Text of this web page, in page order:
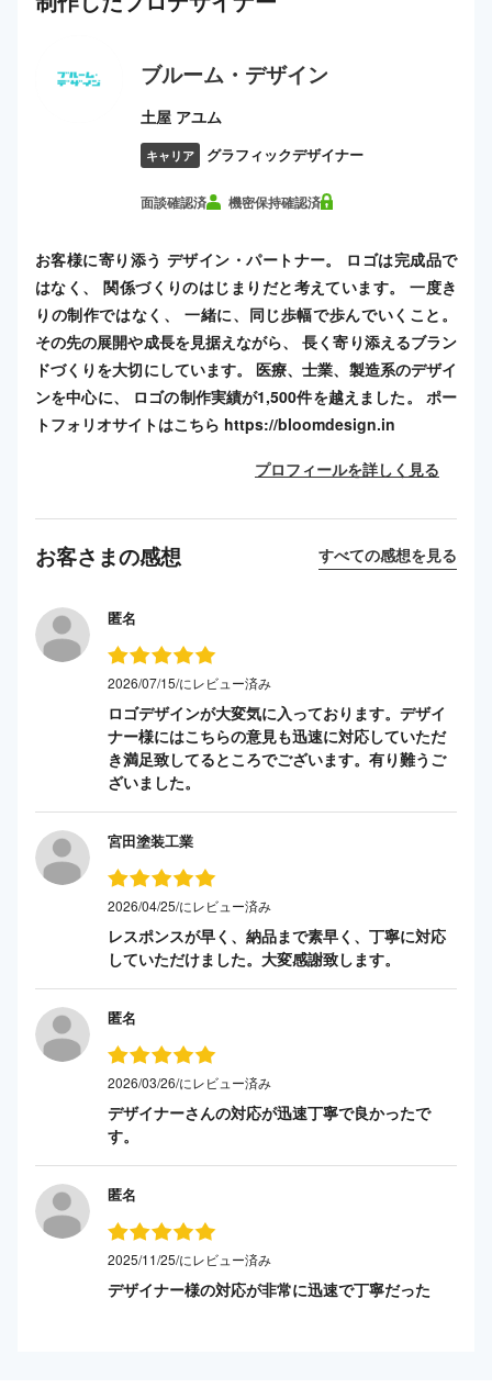
ブルーム・デザイン
土屋 アユム
キャリア グラフィックデザイナー
面談確認済 機密保持確認済
お客様に寄り添う デザイン・パートナー。 ロゴは完成品で
はなく、 関係づくりのはじまりだと考えています。 一度き
りの制作ではなく、 一緒に、同じ歩幅で歩んでいくこと。
その先の展開や成長を見据えながら、 長く寄り添えるブラン
ドづくりを大切にしています。 医療、士業、製造系のデザイ
ンを中心に、 ロゴの制作実績が1,500件を越えました。 ポー
トフォリオサイトはこちら https://bloomdesign.in
プロフィールを詳しく見る
お客さまの感想 すべての感想を見る
匿名
2026/07/15/にレビュー済み
ロゴデザインが大変気に入っております。デザイ
ナー様にはこちらの意見も迅速に対応していただ
き満足致してるところでございます。有り難うご
ざいました。
宮田塗装工業
2026/04/25/にレビュー済み
レスポンスが早く、納品まで素早く、丁寧に対応
していただけました。大変感謝致します。
匿名
2026/03/26/にレビュー済み
デザイナーさんの対応が迅速丁寧で良かったで
す。
匿名
2025/11/25/にレビュー済み
デザイナー様の対応が非常に迅速で丁寧だった